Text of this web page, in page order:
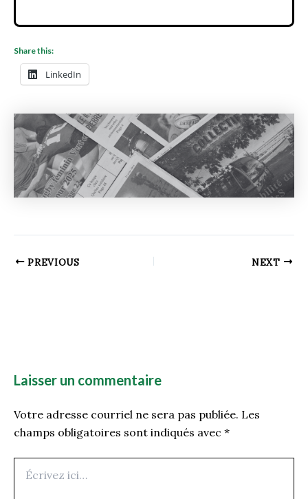
Share this:
LinkedIn
PREVIOUS NEXT
Laisser un commentaire
Votre adresse courriel ne sera pas publiée. Les
champs obligatoires sont indiqués avec *
ici…